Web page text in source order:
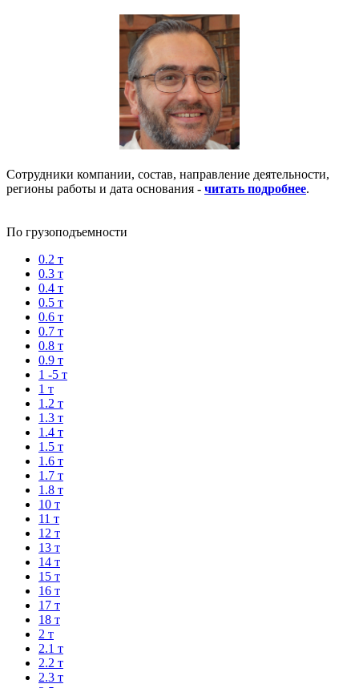
Сотрудники компании, состав, направление деятельности,
регионы работы и дата основания - читать подробнее.
По грузоподъемности
0.2 т
0.3 т
0.4 т
0.5 т
0.6 т
0.7 т
0.8 т
0.9 т
1 -5 т
1 т
1.2 т
1.3 т
1.4 т
1.5 т
1.6 т
1.7 т
1.8 т
10 т
11 т
12 т
13 т
14 т
15 т
16 т
17 т
18 т
2 т
2.1 т
2.2 т
2.3 т